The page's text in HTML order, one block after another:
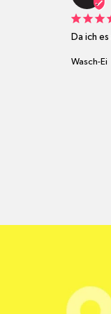
Da ich
Wasch-Ei